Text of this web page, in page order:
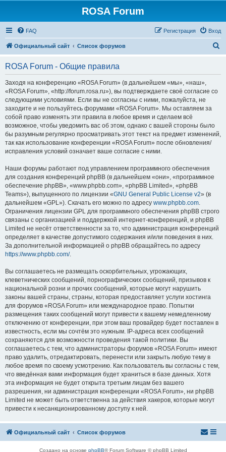
ROSA Forum
FAQ Вход
Регистрация
Официальный сайт Список форумов
ROSA Forum - Общие правила
Заходя на конференцию «ROSA Forum» (в дальнейшем «мы», «наш»,
«ROSA Forum», «http://forum.rosa.ru»), вы подтверждаете своё согласие со
следующими условиями. Если вы не согласны с ними, пожалуйста, не
заходите и не пользуйтесь форумами «ROSA Forum». Мы оставляем за
собой право изменять эти правила в любое время и сделаем всё
возможное, чтобы уведомить вас об этом, однако с вашей стороны было
бы разумным регулярно просматривать этот текст на предмет изменений,
так как использование конференции «ROSA Forum» после обновления/
исправления условий означает ваше согласие с ними.
Наши форумы работают под управлением программного обеспечения
для создания конференций phpBB (в дальнейшем «они», «программное
обеспечение phpBB», «www.phpbb.com», «phpBB Limited», «phpBB
Teams»), выпущенного по лицензии «GNU General Public License v2» (в
дальнейшем «GPL»). Скачать его можно по адресу www.phpbb.com.
Ограничения лицензии GPL для программного обеспечения phpBB строго
связаны с организацией и поддержкой интернет-конференций, и phpBB
Limited не несёт ответственности за то, что администрация конференций
определяет в качестве допустимого содержания и/или поведения в них.
За дополнительной информацией о phpBB обращайтесь по адресу
https://www.phpbb.com/.
Вы соглашаетесь не размещать оскорбительных, угрожающих,
клеветнических сообщений, порнографических сообщений, призывов к
национальной розни и прочих сообщений, которые могут нарушить
законы вашей страны, страны, которая предоставляет услуги хостинга
для форумов «ROSA Forum» или международное право. Попытки
размещения таких сообщений могут привести к вашему немедленному
отключению от конференции, при этом ваш провайдер будет поставлен в
известность, если мы сочтём это нужным. IP-адреса всех сообщений
сохраняются для возможности проведения такой политики. Вы
соглашаетесь с тем, что администраторы форумов «ROSA Forum» имеют
право удалить, отредактировать, перенести или закрыть любую тему в
любое время по своему усмотрению. Как пользователь вы согласны с тем,
что введённая вами информация будет храниться в базе данных. Хотя
эта информация не будет открыта третьим лицам без вашего
разрешения, ни администрация конференции «ROSA Forum», ни phpBB
Limited не может быть ответственна за действия хакеров, которые могут
привести к несанкционированному доступу к ней.
Официальный сайт Список форумов
Создано на основе phpBB® Forum Software © phpBB Limited